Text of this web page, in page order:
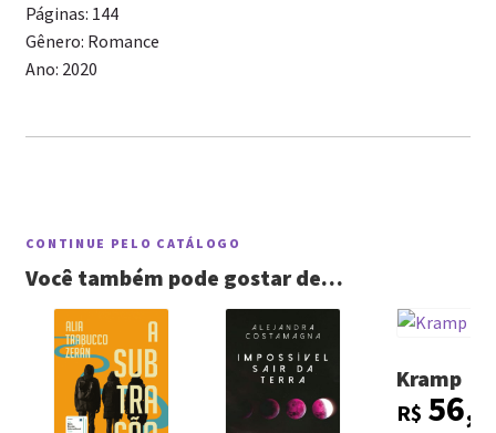
Páginas: 144
Gênero: Romance
Ano: 2020
CONTINUE PELO CATÁLOGO
Você também pode gostar de…
Kramp
R$